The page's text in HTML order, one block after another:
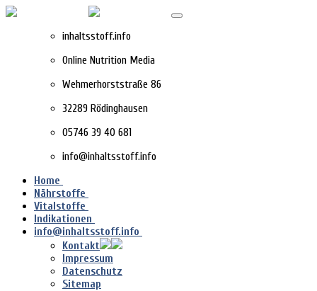
inhaltsstoff.info
Online Nutrition Media
Wehmerhorststraße 86
32289 Rödinghausen
05746 39 40 681
info@inhaltsstoff.info
Home
Nährstoffe
Vitalstoffe
Indikationen
info@inhaltsstoff.info
Kontakt
Impressum
Datenschutz
Sitemap